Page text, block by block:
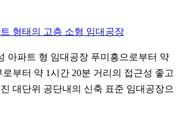
형태의 고층 소형 임대공장
아파트 형 임대공장 푸미흥으로부터 약
부터 약 1시간 20분 거리의 접근성 좋고
대단위 공단내의 신축 표준 임대공장으